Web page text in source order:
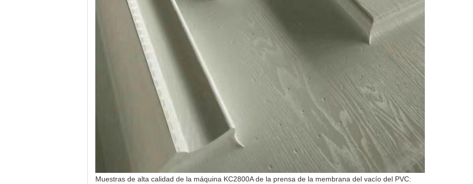
Muestras de alta calidad de la máquina KC2800A de la prensa de la membrana del vacío del PVC: